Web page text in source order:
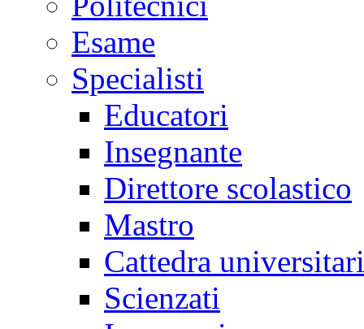
Esame
Specialisti
Educatori
Insegnante
Direttore scolastico
Mastro
Cattedra
Scienzati